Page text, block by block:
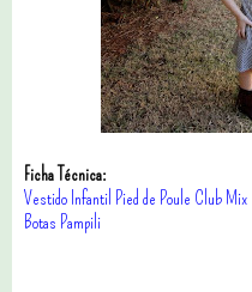
Ficha Técnica:
Vestido Infantil Pied de Poule Club Mix
Botas Pampili